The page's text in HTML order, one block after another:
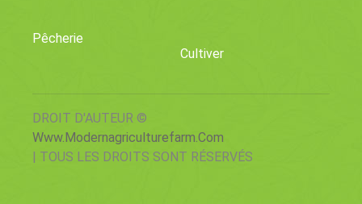
Pêcherie
Cultiver
DROIT D'AUTEUR ©
Www.modernagriculturefarm.com
| TOUS LES DROITS SONT RÉSERVÉS